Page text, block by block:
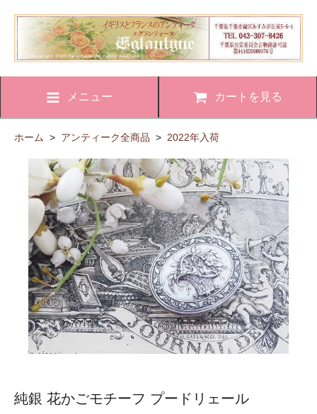
メニュー カートを見る
ホーム > アンティーク全商品 > 2022年入荷
純銀 花かごモチーフ プードリェール